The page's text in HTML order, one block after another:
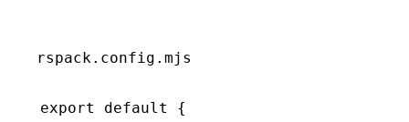
rspack.config.mjs
export default
{